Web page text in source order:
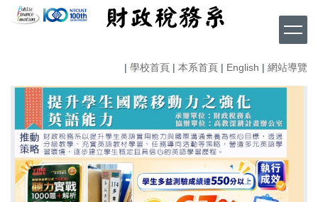
到
容
| 學校首頁 | 本系首頁 | English | 網站導覽